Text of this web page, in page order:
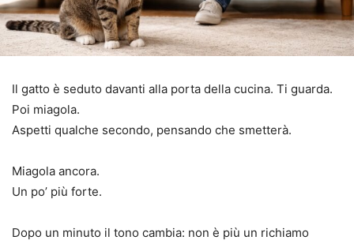
Il gatto è seduto davanti alla porta della cucina. Ti guarda.
Poi miagola.
Aspetti qualche secondo, pensando che smetterà.
Miagola ancora.
Un po’ più forte.
Dopo un minuto il tono cambia: non è più un richiamo